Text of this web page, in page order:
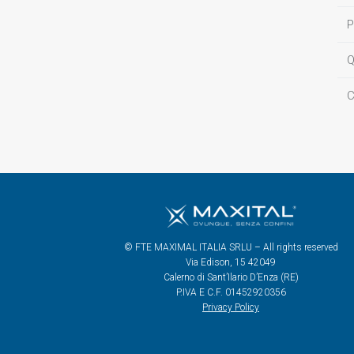
© FTE MAXIMAL ITALIA SRLU – All rights reserved
Via Edison, 15 42049
Calerno di Sant’Ilario D’Enza (RE)
P.IVA E C.F. 01452920356
Privacy Policy